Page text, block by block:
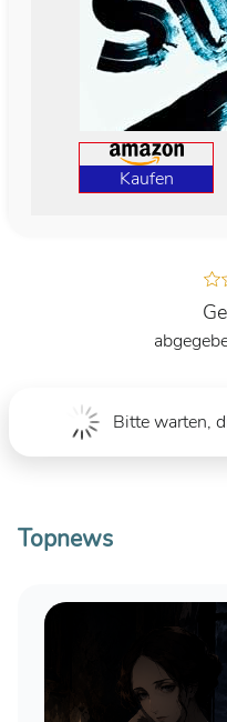
Kaufen
Bitte warten,
Topnews